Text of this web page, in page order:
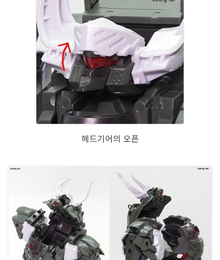
헤드기어의 오픈